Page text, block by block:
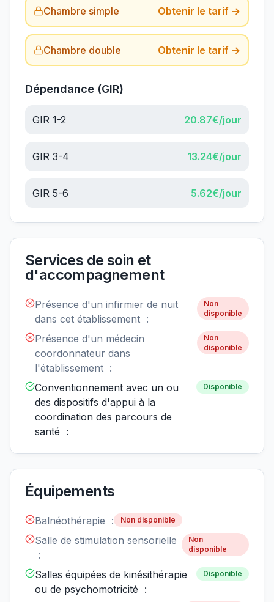
Chambre simple Obtenir le tarif →
Chambre double Obtenir le tarif →
Dépendance (GIR)
GIR 1-2 20.87€/jour
GIR 3-4 13.24€/jour
GIR 5-6 5.62€/jour
Services de soin et
d'accompagnement
Présence d'un infirmier de nuit
dans cet établissement :
Non
disponible
Présence d'un médecin
coordonnateur dans
l'établissement :
Non
disponible
Conventionnement avec un ou
des dispositifs d'appui à la
coordination des parcours de
santé :
Disponible
Équipements
Balnéothérapie : Non disponible
Salle de stimulation sensorielle
:
Non
disponible
Salles équipées de kinésithérapie
ou de psychomotricité :
Disponible